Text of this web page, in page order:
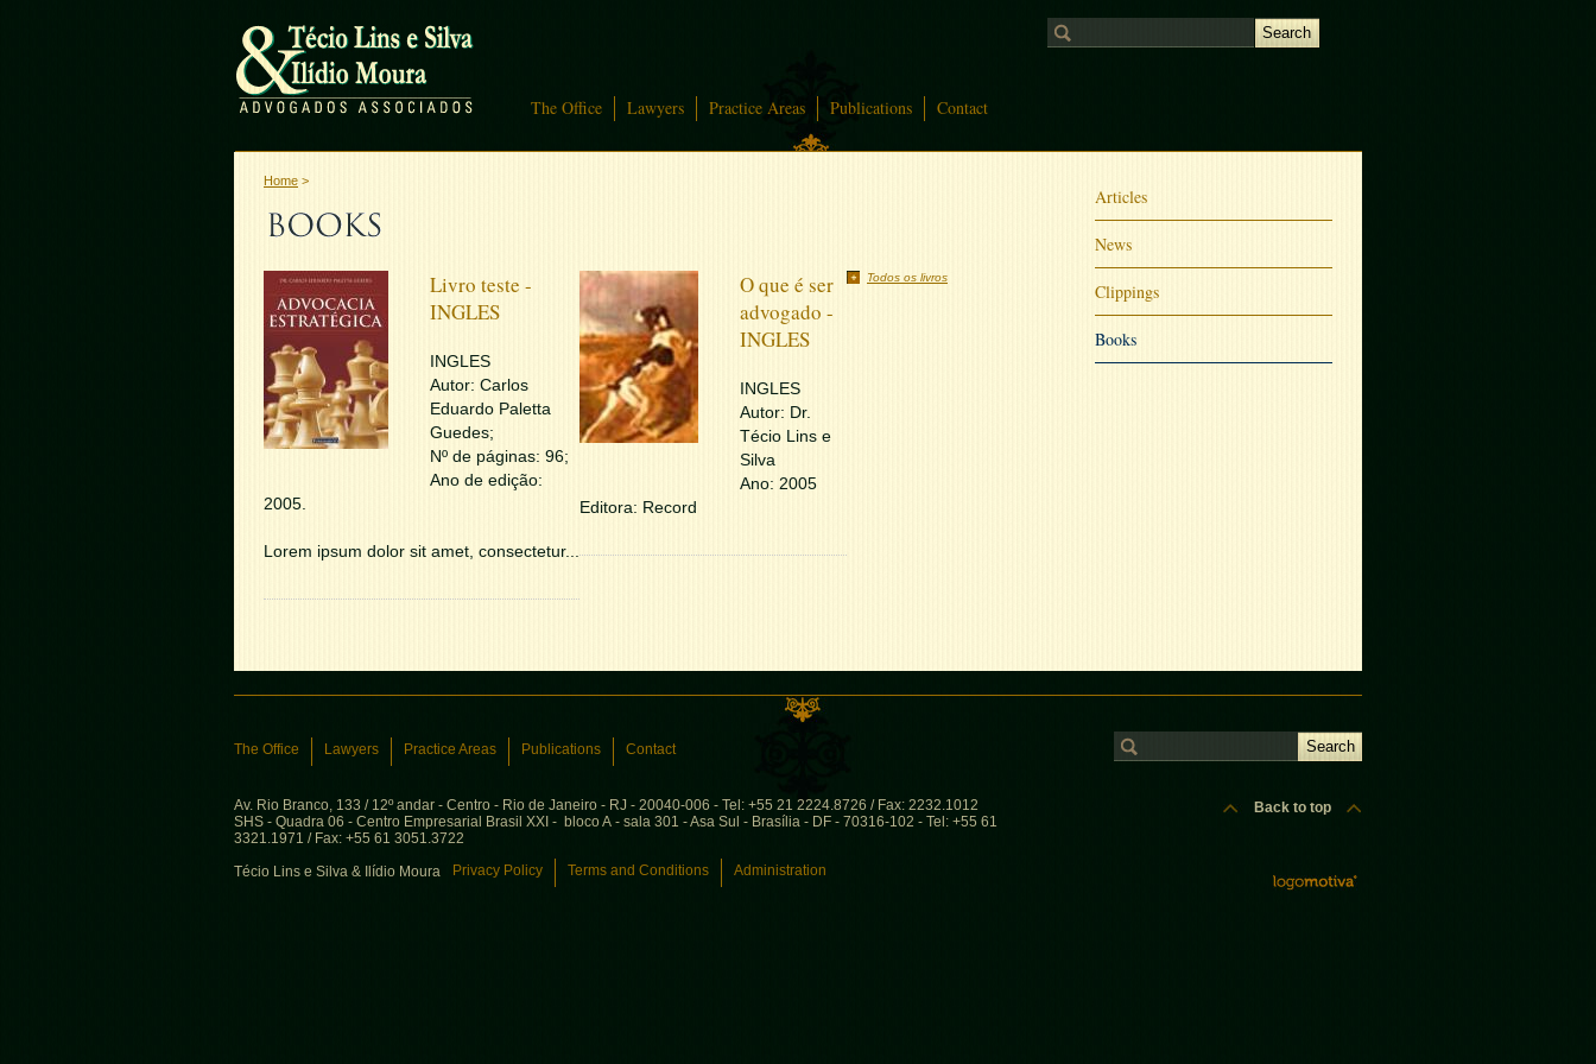
The Office Lawyers Practice Areas Publications Contact
Home >
Livro teste -
INGLES
INGLES
Autor: Carlos
Eduardo Paletta
Guedes;
Nº de páginas: 96;
Ano de edição:
2005.
Lorem ipsum dolor sit amet, consectetur...
O que é ser
advogado -
INGLES
INGLES
Autor: Dr.
Técio Lins e
Silva
Ano: 2005
Editora: Record
Todos os livros
Articles
News
Clippings
Books
The Office Lawyers Practice Areas Publications Contact
Av. Rio Branco, 133 / 12º andar - Centro - Rio de Janeiro - RJ - 20040-006 - Tel: +55 21 2224.8726 / Fax: 2232.1012
SHS - Quadra 06 - Centro Empresarial Brasil XXI - bloco A - sala 301 - Asa Sul - Brasília - DF - 70316-102 - Tel: +55 61
3321.1971 / Fax: +55 61 3051.3722
Técio Lins e Silva & Ilídio Moura
Privacy Policy Terms and Conditions Administration
Back to top